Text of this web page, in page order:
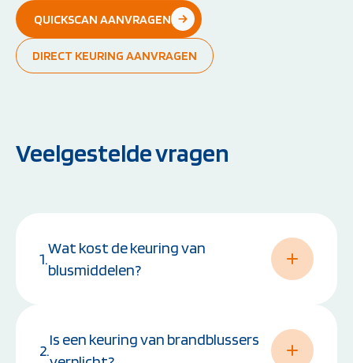
QUICKSCAN AANVRAGEN
DIRECT KEURING AANVRAGEN
Veelgestelde vragen
1.
Wat kost de keuring van
blusmiddelen?
AREHBO hanteert een duidelijke staffelprijs
voor het keuren vanbrandblussers,
blusleidingen
2.
Is een keuring van brandblussers